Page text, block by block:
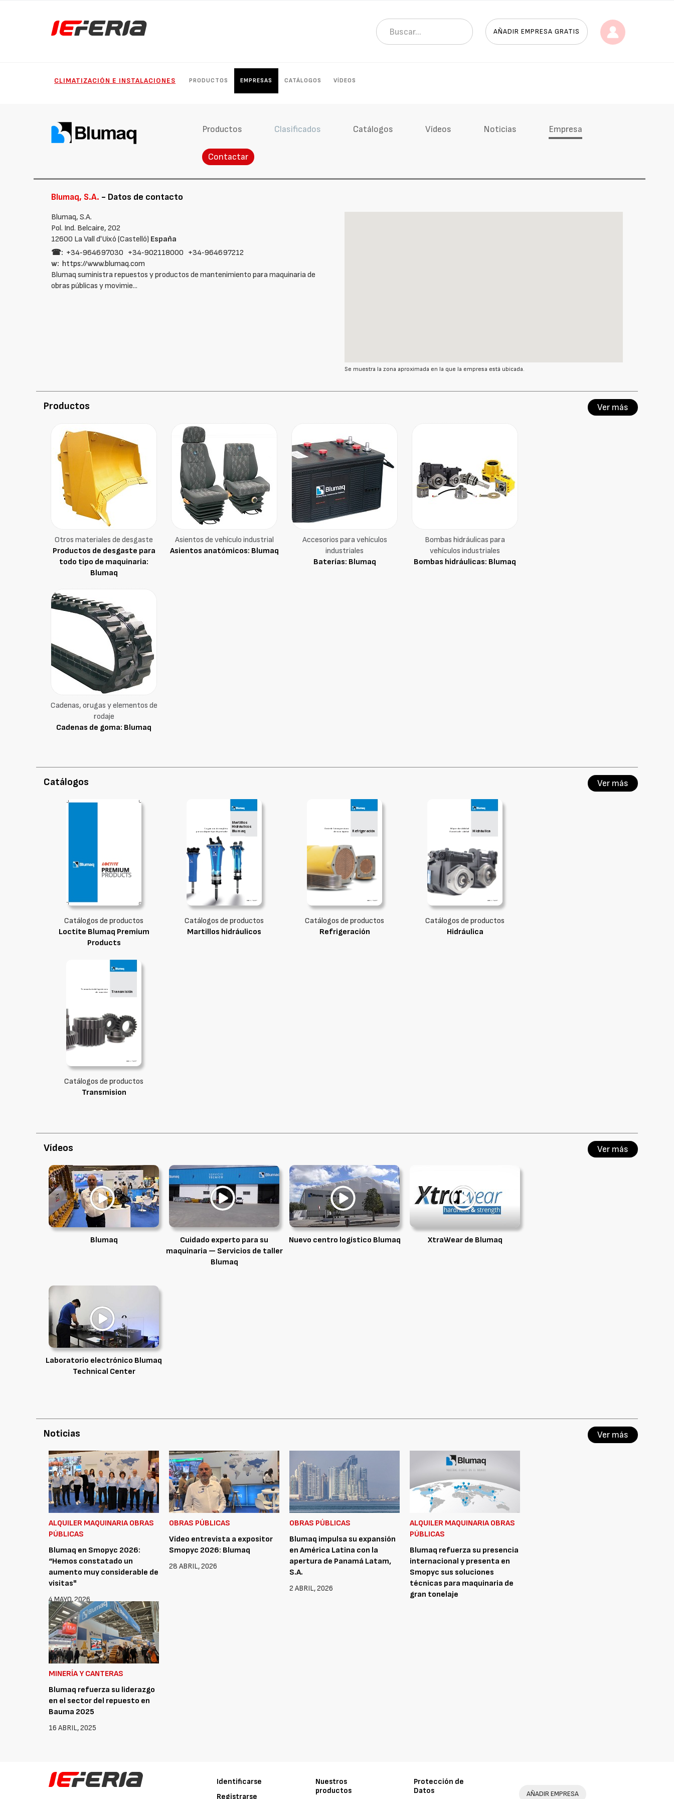
AÑADIR EMPRESA GRATIS
CLIMATIZACIÓN E INSTALACIONES PRODUCTOS EMPRESAS CATÁLOGOS VÍDEOS
Productos Clasificados Catálogos Vídeos Noticias Empresa
Contactar
Blumaq, S.A. - Datos de contacto
Blumaq, S.A.
Pol. Ind. Belcaire, 202
12600 La Vall d'Uixó (Castelló) España
☎: +34‑964697030 +34‑902118000 +34‑964697212
w:https://www.blumaq.com
Blumaq suministra repuestos y productos de mantenimiento para maquinaria de
obras públicas y movimie...
Se muestra la zona aproximada en la que la empresa está ubicada.
Productos Ver más
Otros materiales de desgaste
Productos de desgaste para
todo tipo de maquinaria:
Blumaq
Asientos de vehículo industrial
Asientos anatómicos: Blumaq
Accesorios para vehículos
industriales
Baterías: Blumaq
Bombas hidráulicas para
vehículos industriales
Bombas hidráulicas: Blumaq
Cadenas, orugas y elementos de
rodaje
Cadenas de goma: Blumaq
Catálogos Ver más
Catálogos de productos
Loctite Blumaq Premium
Products
Catálogos de productos
Martillos hidráulicos
Catálogos de productos
Refrigeración
Catálogos de productos
Hidráulica
Catálogos de productos
Transmision
Vídeos Ver más
Blumaq
Cuidado experto para su
maquinaria — Servicios de taller
Blumaq
Nuevo centro logístico Blumaq XtraWear de Blumaq
Laboratorio electrónico Blumaq
Technical Center
Noticias Ver más
ALQUILER MAQUINARIA OBRAS
PÚBLICAS
Blumaq en Smopyc 2026:
“Hemos constatado un
aumento muy considerable de
visitas"
4 MAYO, 2026
OBRAS PÚBLICAS
Vídeo entrevista a expositor
Smopyc 2026: Blumaq
28 ABRIL, 2026
OBRAS PÚBLICAS
Blumaq impulsa su expansión
en América Latina con la
apertura de Panamá Latam,
S.A.
2 ABRIL, 2026
ALQUILER MAQUINARIA OBRAS
PÚBLICAS
Blumaq refuerza su presencia
internacional y presenta en
Smopyc sus soluciones
técnicas para maquinaria de
gran tonelaje
MINERÍA Y CANTERAS
Blumaq refuerza su liderazgo
en el sector del repuesto en
Bauma 2025
16 ABRIL, 2025
Identificarse
Registrarse
Nuestros
productos
Protección de
Datos
AÑADIR EMPRESA